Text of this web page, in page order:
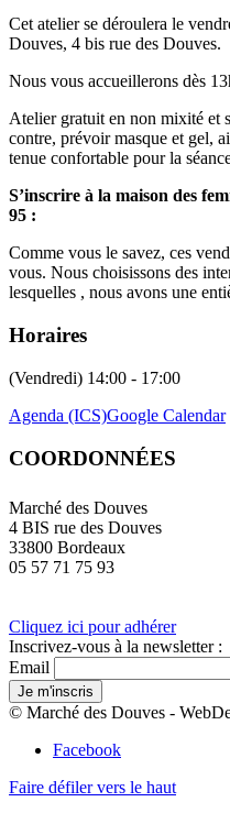
Cet atelier se déroulera le
Douves, 4 bis rue des Douves.
Nous vous accueillerons dès
Atelier gratuit en non mixité et
contre, prévoir masque et gel,
tenue confortable pour la
S’inscrire à la maison des
95 :
Comme vous le savez, ces
vous. Nous choisissons des
lesquelles , nous avons une
Horaires
(Vendredi) 14:00 - 17:00
Agenda (ICS)Google Calendar
COORDONNÉES
Marché des Douves
4 BIS rue des Douves
33800 Bordeaux
05 57 71 75 93
Cliquez ici pour adhérer
Inscrivez-vous à la newsletter :
Email
© Marché des Douves -
Facebook
Faire défiler vers le haut